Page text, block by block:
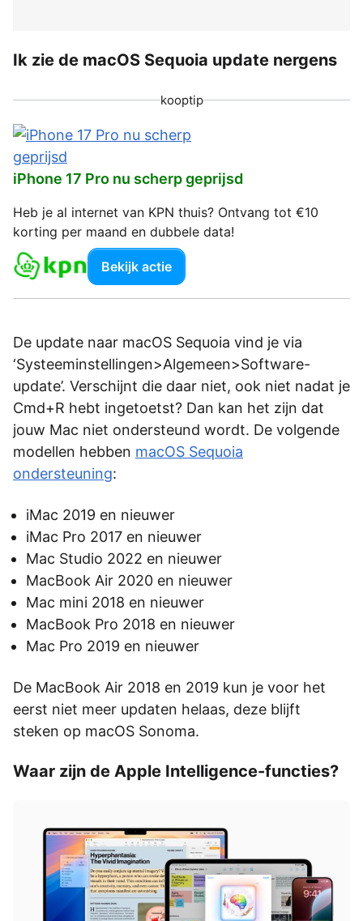
Ik zie de macOS Sequoia update nergens
kooptip
iPhone 17 Pro nu scherp geprijsd
Heb je al internet van KPN thuis? Ontvang tot €10
korting per maand en dubbele data!
Bekijk actie
De update naar macOS Sequoia vind je via
‘Systeeminstellingen>Algemeen>Software-
update’. Verschijnt die daar niet, ook niet nadat je
Cmd+R hebt ingetoetst? Dan kan het zijn dat
jouw Mac niet ondersteund wordt. De volgende
modellen hebben macOS Sequoia
ondersteuning:
iMac 2019 en nieuwer
iMac Pro 2017 en nieuwer
Mac Studio 2022 en nieuwer
MacBook Air 2020 en nieuwer
Mac mini 2018 en nieuwer
MacBook Pro 2018 en nieuwer
Mac Pro 2019 en nieuwer
De MacBook Air 2018 en 2019 kun je voor het
eerst niet meer updaten helaas, deze blijft
steken op macOS Sonoma.
Waar zijn de Apple Intelligence-functies?